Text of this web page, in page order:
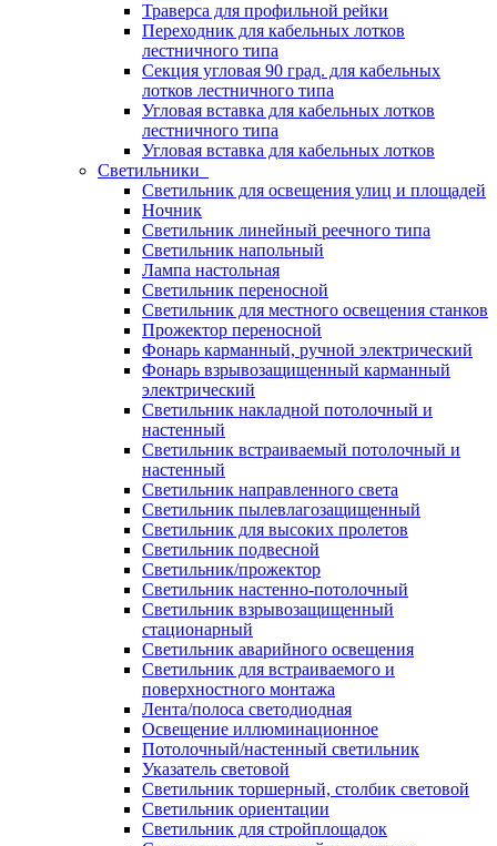
Траверса для профильной рейки
Переходник для кабельных лотков
лестничного типа
Секция угловая 90 град. для кабельных
лотков лестничного типа
Угловая вставка для кабельных лотков
лестничного типа
Угловая вставка для кабельных лотков
Светильники
Светильник для освещения улиц и площадей
Ночник
Светильник линейный реечного типа
Светильник напольный
Лампа настольная
Светильник переносной
Светильник для местного освещения станков
Прожектор переносной
Фонарь карманный, ручной электрический
Фонарь взрывозащищенный карманный
электрический
Светильник накладной потолочный и
настенный
Светильник встраиваемый потолочный и
настенный
Светильник направленного света
Светильник пылевлагозащищенный
Светильник для высоких пролетов
Светильник подвесной
Светильник/прожектор
Светильник настенно-потолочный
Светильник взрывозащищенный
стационарный
Светильник аварийного освещения
Светильник для встраиваемого и
поверхностного монтажа
Лента/полоса светодиодная
Освещение иллюминационное
Потолочный/настенный светильник
Указатель световой
Светильник торшерный, столбик световой
Светильник ориентации
Светильник для стройплощадок